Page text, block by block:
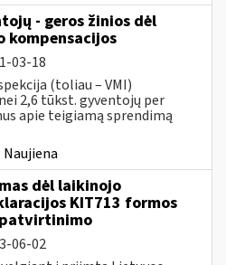
- geros žinios dėl
kompensacijos
03-18
(toliau – VMI)
2,6 tūkst. gyventojų per
apie teigiamą sprendimą
Naujiena
dėl laikinojo
KIT713 formos
06-02